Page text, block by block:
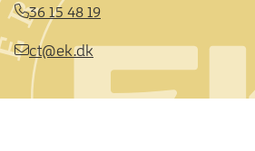
36 15 48 19
ct@ek.dk